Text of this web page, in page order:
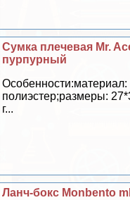
Сумка плечевая Mr.
пурпурный
Особенности:материал:
полиэстер;размеры:
г...
Ланч-бокс Monbento